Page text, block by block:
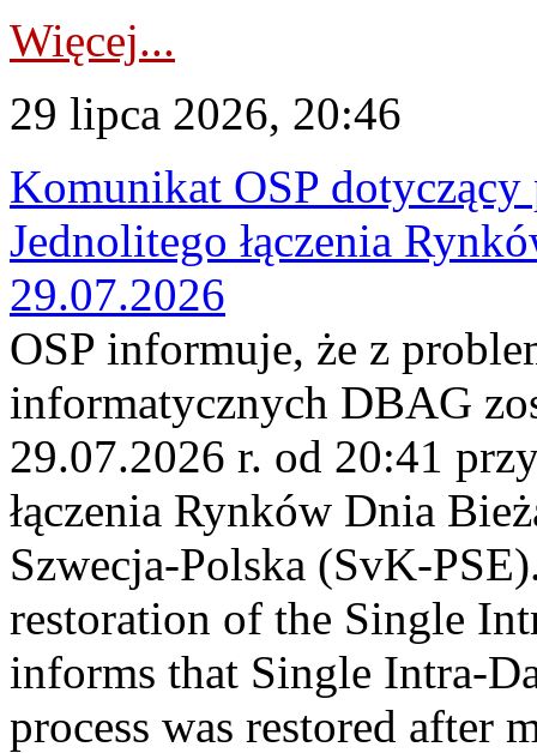
Więcej...
29 lipca 2026, 20:46
Komunikat OSP
Jednolitego łączenia
29.07.2026
OSP informuje, że z
informatycznych DBAG
29.07.2026 r. od 20:41
łączenia Rynków Dnia
Szwecja-Polska (SvK-
restoration of the Single
informs that Single Intra-
process was restored after